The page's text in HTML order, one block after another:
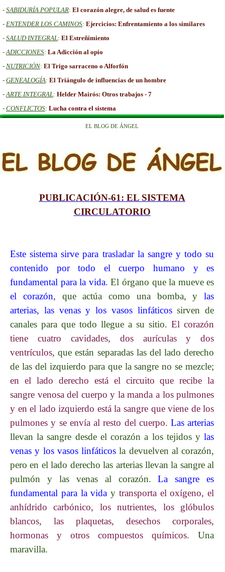
- SABIDURÍA POPULAR: El corazón alegre, de salud es fuente
- ENTENDER LOS CAMINOS: Ejercicios: Enfrentamiento a los similares
- SALUD INTEGRAL: El Estreñimiento
- ADICCIONES: La Adicción al opio
- NUTRICIÓN: El Trigo sarraceno o Alforfón
- GENEALOGÍA: El Triángulo de influencias de un hombre
- ARTE INTEGRAL: Helder Mairós: Otros trabajos - 7
- CONFLICTOS: Lucha contra el sistema
EL BLOG DE ÁNGEL
PUBLICACIÓN-61: EL SISTEMA
CIRCULATORIO
Este sistema sirve para trasladar la sangre y todo su
contenido por todo el cuerpo humano y es
fundamental para la vida. El órgano que la mueve es
el corazón, que actúa como una bomba, ylas
arterias, las venas y los vasos linfáticossirven de
canales para que todo llegue a su sitio.El corazón
tiene cuatro cavidades, dos aurículas y dos
ventrículos, que están separadas las del lado derecho
de las del izquierdo para que la sangre no se mezcle;
en el lado derecho está el circuito que recibe la
sangre venosa del cuerpo y la manda a los pulmones
y en el lado izquierdo está la sangre que viene de los
pulmones y se envía al resto del cuerpo. Las arterias
llevan la sangre desde el corazón a los tejidos ylas
venas y los vasos linfáticos la devuelven al corazón,
pero en el lado derecho las arterias llevan la sangre al
pulmón y las venas al corazón.La sangre es
fundamental para la vida y transporta el oxígeno, el
anhídrido carbónico, los nutrientes, los glóbulos
blancos, las plaquetas, desechos corporales,
hormonas y otros compuestos químicos. Una
maravilla.